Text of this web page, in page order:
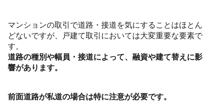
マンションの取引で道路・接道を気にすることはほとん
どないですが、戸建て取引においては大変重要な要素で
す。
道路の種別や幅員・接道によって、融資や建て替えに影
響があります。
前面道路が私道の場合は特に注意が必要です。